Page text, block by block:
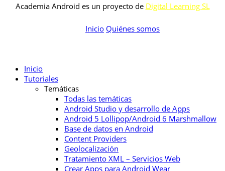
Academia Android es un proyecto de Digital Learning SL
Inicio Quiénes somos
Inicio
Tutoriales
Temáticas
Todas las temáticas
Android Studio y desarrollo de Apps
Android 5 Lollipop/Android 6 Marshmallow
Base de datos en Android
Content Providers
Geolocalización
Tratamiento XML – Servicios Web
Crear Apps para Android Wear